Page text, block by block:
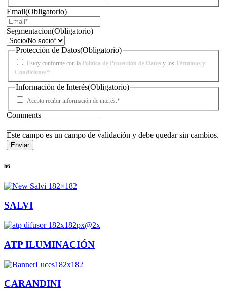
Email(Obligatorio)
Segmentacion(Obligatorio)
Protección de Datos(Obligatorio)
Estoy conforme con la Política de Protección de Datos y los Términos y
Condiciones*
Información de Interés(Obligatorio)
Acepto recibir información de interés.*
Comments
Este campo es un campo de validación y debe quedar sin cambios.
h6
SALVI
ATP ILUMINACIÓN
CARANDINI